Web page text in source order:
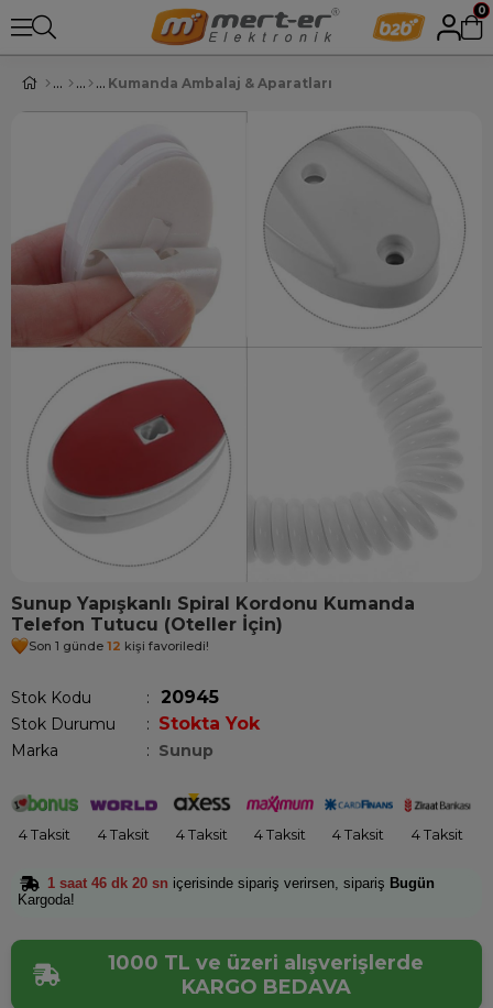
0
Kumanda Ambalaj & Aparatları
Sunup Yapışkanlı Spiral Kordonu Kumanda
Telefon Tutucu (Oteller İçin)
Son 1 günde 12 kişi favoriledi!
Stok Kodu 20945
Stok Durumu : Stokta Yok
Marka : Sunup
4 Taksit 4 Taksit 4 Taksit 4 Taksit 4 Taksit 4 Taksit
1 saat 46 dk 20 sn içerisinde sipariş verirsen, sipariş Bugün
Kargoda!
1000 TL ve üzeri alışverişlerde
KARGO BEDAVA